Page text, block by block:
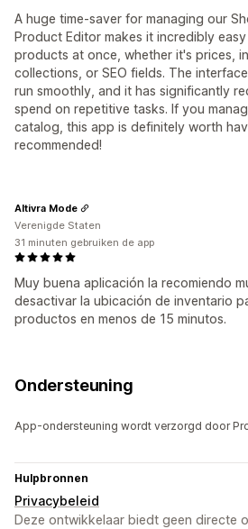
A huge time-saver for managing our
Product Editor makes it incredibly
products at once, whether it's prices,
collections, or SEO fields. The
run smoothly, and it has significantly
spend on repetitive tasks. If you
catalog, this app is definitely worth
recommended!
Muy buena aplicación la recomiendo
desactivar la ubicación de inventario
productos en menos de 15 minutos.
Altivra Mode
Verenigde Staten
31 minuten gebruiken de app
Ondersteuning
App-ondersteuning wordt verzorgd door
Hulpbronnen
Privacybeleid
Deze ontwikkelaar biedt geen directe